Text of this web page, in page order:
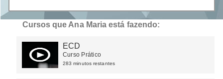
Cursos que Ana Maria está fazendo:
ECD
Curso Prático
283 minutos restantes